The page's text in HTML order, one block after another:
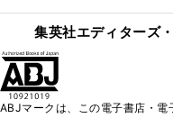
集英社エディターズ
ABJマークは、この電子書店・電